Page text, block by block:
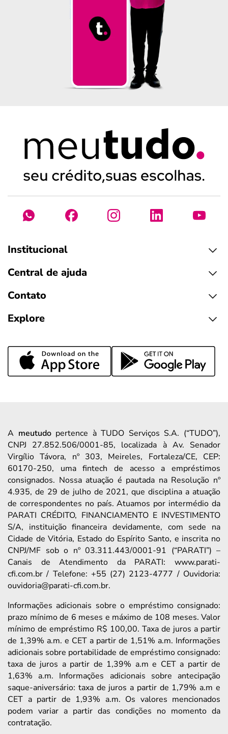
Institucional
Central de ajuda
Contato
Explore
A meutudopertence à TUDO Serviços S.A. (“TUDO”),
CNPJ 27.852.506/0001-85, localizada à Av. Senador
Virgílio Távora, nº 303, Meireles, Fortaleza/CE, CEP:
60170-250, uma fintech de acesso a empréstimos
consignados. Nossa atuação é pautada na Resolução nº
4.935, de 29 de julho de 2021, que disciplina a atuação
de correspondentes no país. Atuamos por intermédio da
PARATI CRÉDITO, FINANCIAMENTO E INVESTIMENTO
S/A, instituição financeira devidamente, com sede na
Cidade de Vitória, Estado do Espírito Santo, e inscrita no
CNPJ/MF sob o nº 03.311.443/0001-91 (“PARATI”) –
Canais de Atendimento da PARATI: www.parati-
cfi.com.br / Telefone: +55 (27) 2123-4777 / Ouvidoria:
ouvidoria@parati-cfi.com.br.
Informações adicionais sobre o empréstimo consignado:
prazo mínimo de 6 meses e máximo de 108 meses. Valor
mínimo de empréstimo R$ 100,00. Taxa de juros a partir
de 1,39% a.m. e CET a partir de 1,51% a.m. Informações
adicionais sobre portabilidade de empréstimo consignado:
taxa de juros a partir de 1,39% a.m e CET a partir de
1,63% a.m. Informações adicionais sobre antecipação
saque-aniversário: taxa de juros a partir de 1,79% a.m e
CET a partir de 1,93% a.m. Os valores mencionados
podem variar a partir das condições no momento da
contratação.